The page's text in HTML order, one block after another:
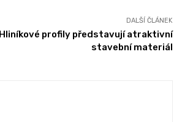
DALŠÍ ČLÁNEK
Hliníkové profily představují atraktivní
stavební materiál